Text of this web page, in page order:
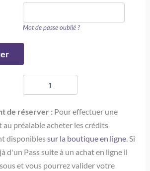
Mot de passe oublié ?
de réserver : Pour effectuer une
préalable acheter les crédits
disponiblessur la boutique en ligne. Si
d'un Pass suite à un achat en ligne il
et vous pourrez valider votre